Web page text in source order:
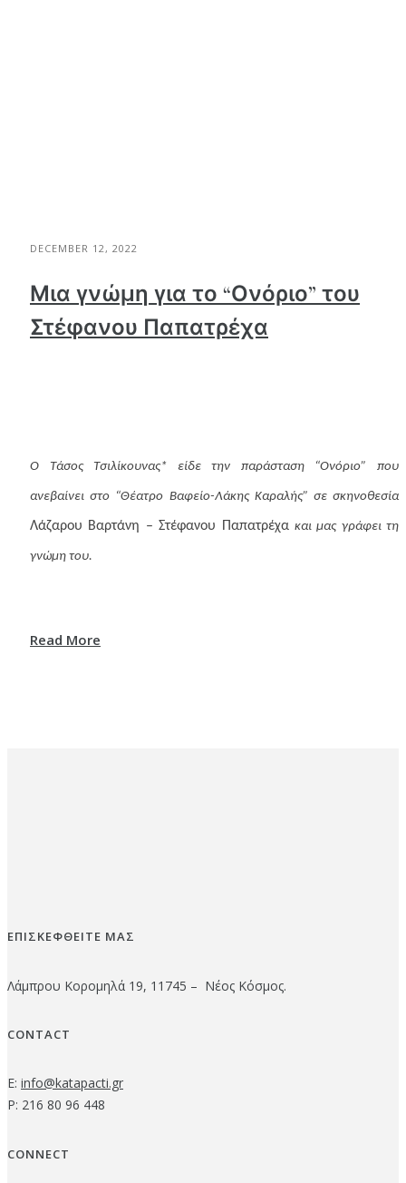
DECEMBER 12, 2022
Μια γνώμη για το “Ονόριο” του
Στέφανου Παπατρέχα
Ο Τάσος Τσιλίκουνας* είδε την παράσταση “Ονόριο” που
ανεβαίνει στο “Θέατρο Βαφείο-Λάκης Καραλής” σε σκηνοθεσία
Λάζαρου Βαρτάνη – Στέφανου Παπατρέχα και μας γράφει τη
γνώμη του.
Read More
ΕΠΙΣΚΕΦΘΕΙΤΕ ΜΑΣ
Λάμπρου Κορομηλά 19, 11745 – Νέος Κόσμος.
CONTACT
E: info@katapacti.gr
P: 216 80 96 448
CONNECT